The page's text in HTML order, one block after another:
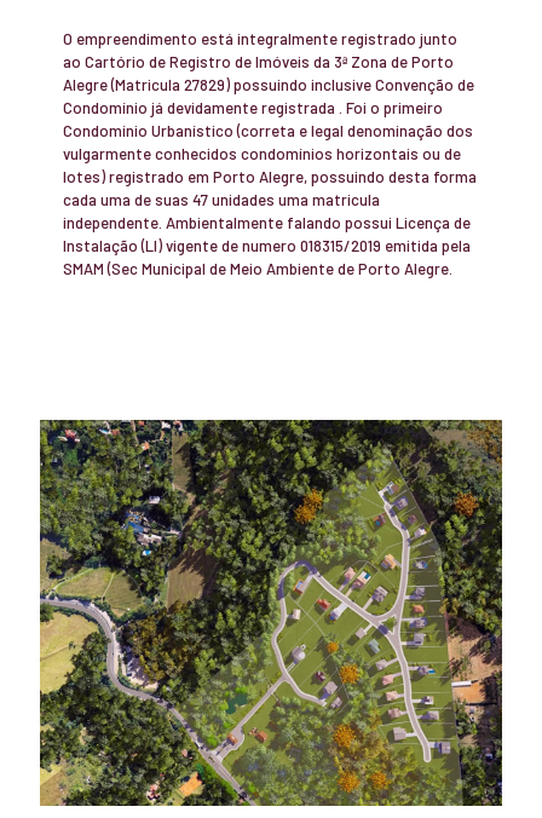
O empreendimento está integralmente registrado junto
ao Cartório de Registro de Imóveis da 3ª Zona de Porto
Alegre (Matricula 27829) possuindo inclusive Convenção de
Condomínio já devidamente registrada . Foi o primeiro
Condomínio Urbanístico (correta e legal denominação dos
vulgarmente conhecidos condomínios horizontais ou de
lotes) registrado em Porto Alegre, possuindo desta forma
cada uma de suas 47 unidades uma matricula
independente. Ambientalmente falando possui Licença de
Instalação (LI) vigente de numero 018315/2019 emitida pela
SMAM (Sec Municipal de Meio Ambiente de Porto Alegre.